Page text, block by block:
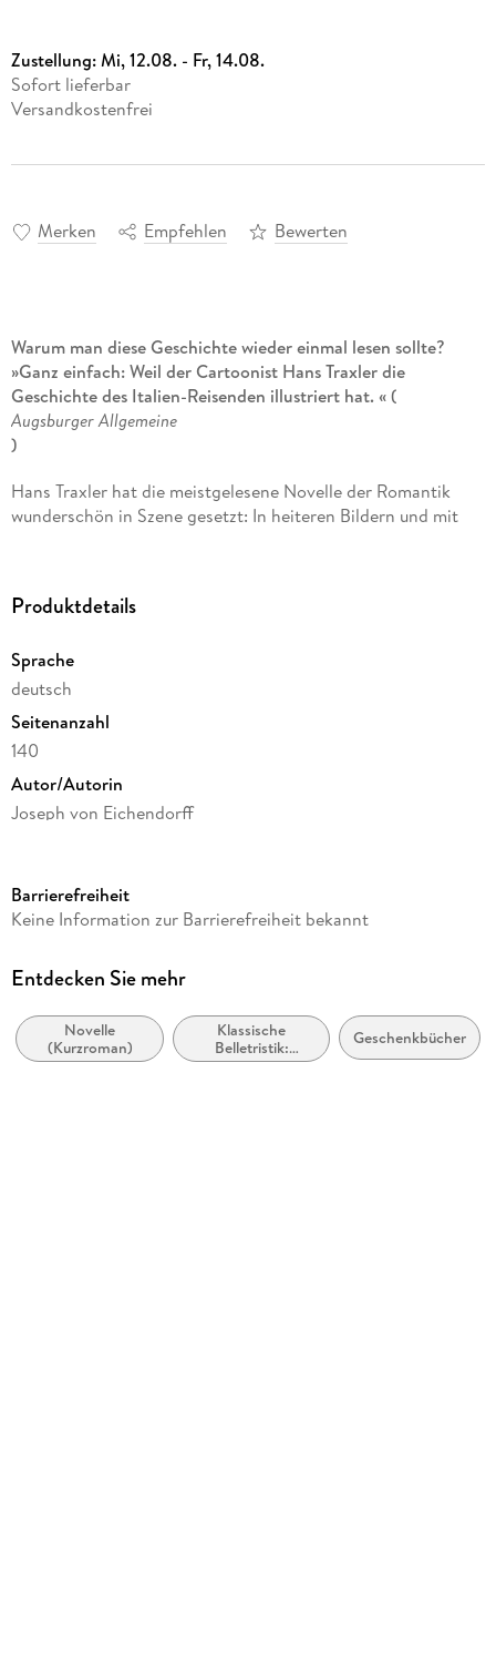
Zustellung:Mi, 12.08. - Fr, 14.08.
Sofort lieferbar
Versandkostenfrei
Merken Empfehlen Bewerten
Warum man diese Geschichte wieder einmal lesen sollte?
»Ganz einfach: Weil der Cartoonist Hans Traxler die
Geschichte des Italien-Reisenden illustriert hat. « (
Augsburger Allgemeine
)
Hans Traxler hat die meistgelesene Novelle der Romantik
wunderschön in Szene gesetzt: In heiteren Bildern und mit
führt: ein bunter Mix aus ein wenig Abenteuerlust, Italophilie,
Produktdetails
Sprache
deutsch
Seitenanzahl
140
Autor/Autorin
Joseph von Eichendorff
Verlag/Hersteller
Produktart
Abbildungen
Mit zahlreichen farbigen Illustrationen
Barrierefreiheit
Keine Information zur Barrierefreiheit bekannt
Entdecken Sie mehr
Novelle
(Kurzroman)
Klassische
Belletristik:
allgemein und
Geschenkbücher